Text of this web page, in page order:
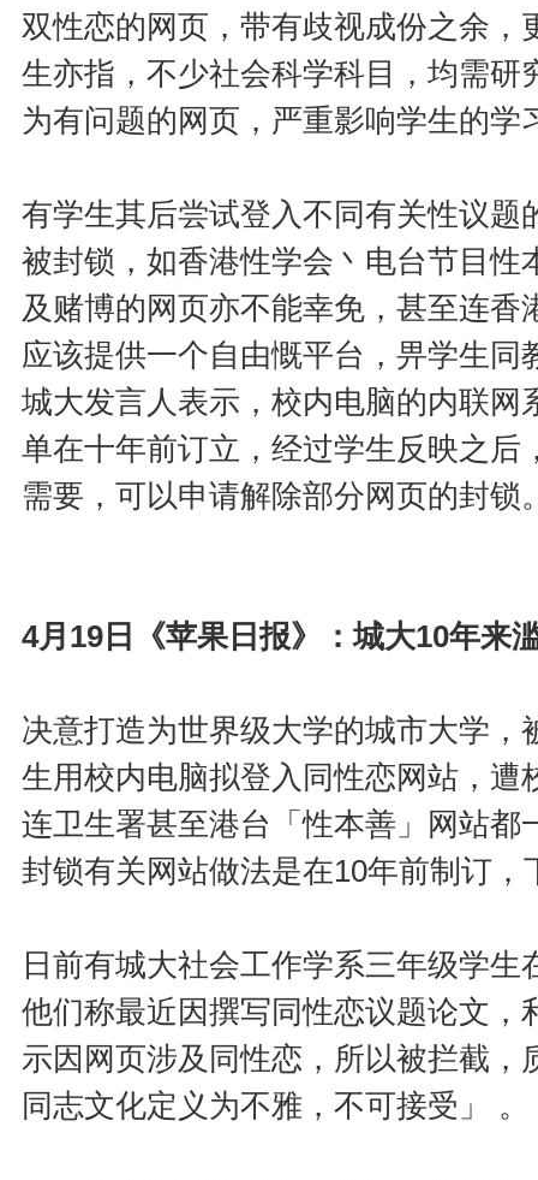
双性恋的网页，带有歧视成份之余
生亦指，不少社会科学科目，均需
为有问题的网页，严重影响学生的学
有学生其后尝试登入不同有关性议
被封锁，如香港性学会丶电台节目
及赌博的网页亦不能幸免，甚至连
应该提供一个自由慨平台，畀学生同
城大发言人表示，校内电脑的内联
单在十年前订立，经过学生反映之
需要，可以申请解除部分网页的封锁
4月19日《苹果日报》：城大10年
决意打造为世界级大学的城市大学
生用校内电脑拟登入同性恋网站，
连卫生署甚至港台「性本善」网站
封锁有关网站做法是在10年前制订，
日前有城大社会工作学系三年级学
他们称最近因撰写同性恋议题论文
示因网页涉及同性恋，所以被拦截
同志文化定义为不雅，不可接受」 。